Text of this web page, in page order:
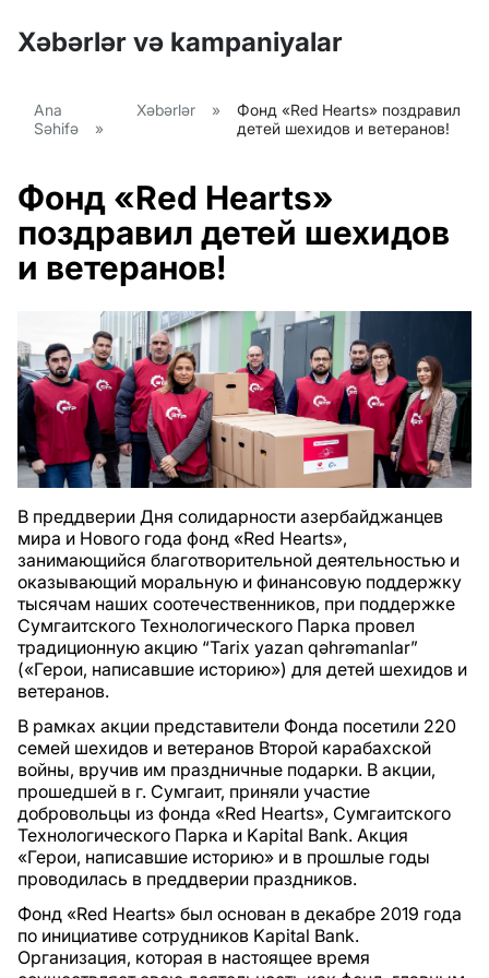
Xəbərlər və kampaniyalar
Ana
Səhifə
»
Xəbərlər »
Фонд «Red Hearts» поздравил
детей шехидов и ветеранов!
Фонд «Red Hearts»
поздравил детей шехидов
и ветеранов!
В преддверии Дня солидарности азербайджанцев
мира и Нового года фонд «Red Hearts»,
занимающийся благотворительной деятельностью и
оказывающий моральную и финансовую поддержку
тысячам наших соотечественников, при поддержке
Сумгаитского Технологического Парка провел
традиционную акцию “Tarix yazan qəhrəmanlar”
(«Герои, написавшие историю») для детей шехидов и
ветеранов.
В рамках акции представители Фонда посетили 220
семей шехидов и ветеранов Второй карабахской
войны, вручив им праздничные подарки. В акции,
прошедшей в г. Сумгаит, приняли участие
добровольцы из фонда «Red Hearts», Сумгаитского
Технологического Парка и Kapital Bank. Акция
«Герои, написавшие историю» и в прошлые годы
проводилась в преддверии праздников.
Фонд «Red Hearts» был основан в декабре 2019 года
по инициативе сотрудников Kapital Bank.
Организация, которая в настоящее время